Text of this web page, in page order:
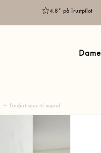
4.8* på Trustpilot
Dame
Undertrøjer til mænd